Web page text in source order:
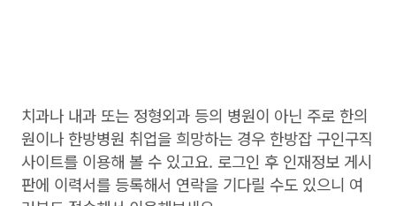
치과나 내과 또는 정형외과 등의 병원이 아닌 주로 한의
원이나 한방병원 취업을 희망하는 경우 한방잡 구인구직
사이트를 이용해 볼 수 있고요. 로그인 후 인재정보 게시
판에 이력서를 등록해서 연락을 기다릴 수도 있으니 여